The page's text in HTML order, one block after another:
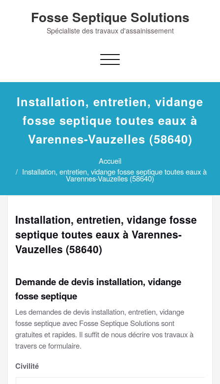
Fosse Septique Solutions
Spécialiste des travaux d'assainissement
Afficher/masquer
navigation
Installation, entretien, vidange
fosse septique toutes eaux à
Varennes-Vauzelles (58640)
Accueil
Installation, entretien, vidange fosse septique toutes eaux à
Varennes-Vauzelles (58640)
Installation, entretien, vidange fosse
septique toutes eaux à Varennes-
Vauzelles (58640)
Demande de devis installation, vidange
fosse septique
Les demandes de devis installation, entretien, vidange
fosse septique avec Fosse Septique Solutions sont
gratuites et rapides. Il suffit de nous décrire vos travaux à
travers ce formulaire.
Civilité